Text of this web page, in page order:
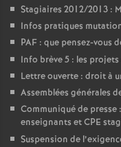
Stagiaires 2012/2013 :
Infos pratiques
PAF : que pensez-vous
Info brève 5 : les projets
Lettre ouverte : droit à
Assemblées générales
Communiqué de
enseignants etCPE
Suspension de